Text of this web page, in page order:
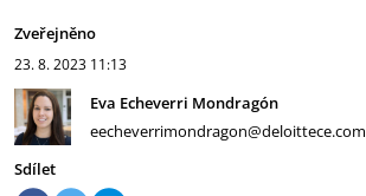
Zveřejněno
23. 8. 2023 11:13
Eva Echeverri Mondragón
eecheverrimondragon@deloittece.com
Sdílet